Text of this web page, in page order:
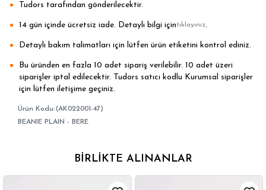
Tudors tarafından gönderilecektir.
14 gün içinde ücretsiz iade. Detaylı bilgi içintıklayınız.
Detaylı bakım talimatları için lütfen ürün etiketini kontrol ediniz.
Bu üründen en fazla 10 adet sipariş verilebilir. 10 adet üzeri
siparişler iptal edilecektir. Tudors satıcı kodlu Kurumsal siparişler
için lütfen iletişime geçiniz.
(AK022001-47)
BEANIE PLAIN - BERE
BIRLIKTE ALINANLAR